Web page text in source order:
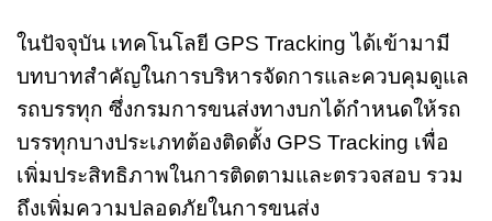
ในปัจจุบัน เทคโนโลยี GPS Tracking ได้เข้ามามี
บทบาทสำคัญในการบริหารจัดการและควบคุมดูแล
รถบรรทุก ซึ่งกรมการขนส่งทางบกได้กำหนดให้รถ
บรรทุกบางประเภทต้องติดตั้ง GPS Tracking เพื่อ
เพิ่มประสิทธิภาพในการติดตามและตรวจสอบ รวม
ถึงเพิ่มความปลอดภัยในการขนส่ง